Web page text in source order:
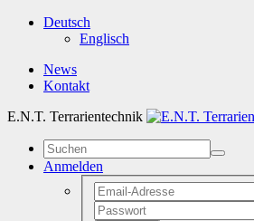
Deutsch
Englisch
News
Kontakt
E.N.T. Terrarientechnik
Anmelden